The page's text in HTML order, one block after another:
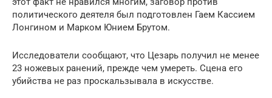
политического деятеля был подготовлен Гаем Кассием
Лонгином и Марком Юнием Брутом.
Исследователи сообщают, что Цезарь получил не менее
23 ножевых ранений, прежде чем умереть. Сцена его
убийства не раз проскальзывала в искусстве.